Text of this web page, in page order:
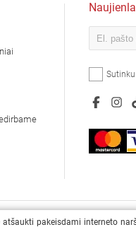
pakeisdami interneto